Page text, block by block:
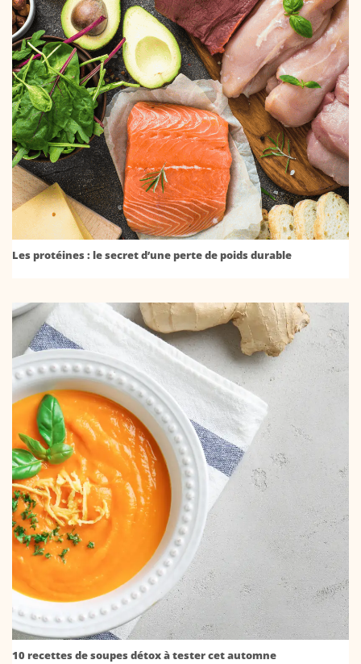
Les protéines : le secret d’une perte de poids durable
10 recettes de soupes détox à tester cet automne